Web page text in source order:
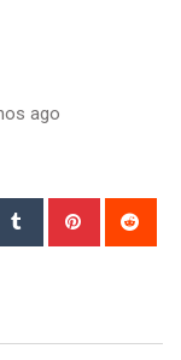
ago
Tumblr Pinterest